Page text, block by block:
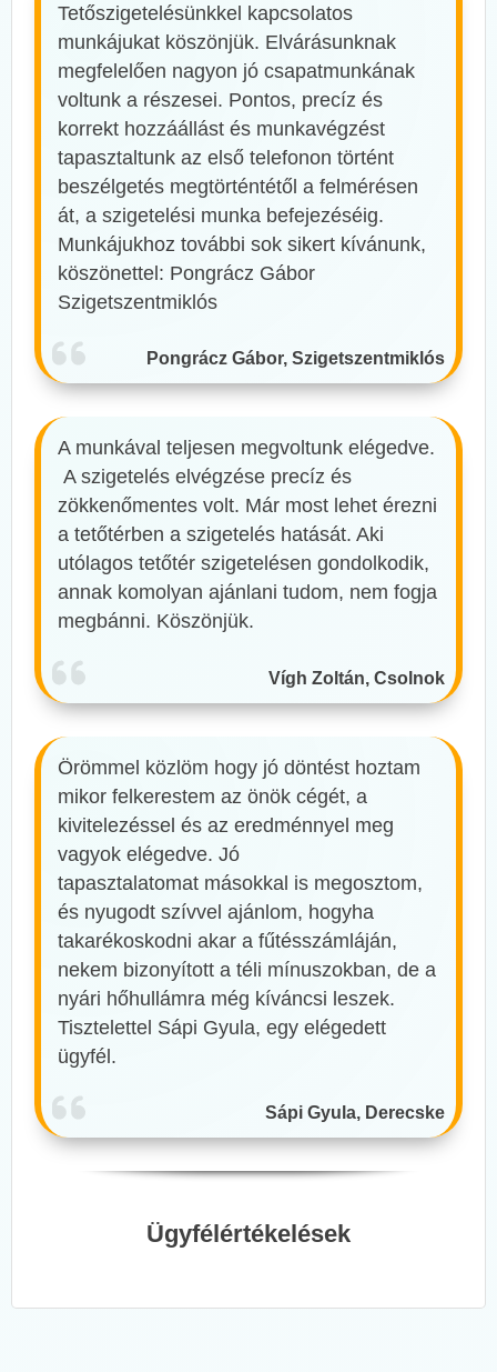
Tetőszigetelésünkkel kapcsolatos
munkájukat köszönjük. Elvárásunknak
megfelelően nagyon jó csapatmunkának
voltunk a részesei. Pontos, precíz és
korrekt hozzáállást és munkavégzést
tapasztaltunk az első telefonon történt
beszélgetés megtörténtétől a felmérésen
át, a szigetelési munka befejezéséig.
Munkájukhoz további sok sikert kívánunk,
köszönettel: Pongrácz Gábor
Szigetszentmiklós
Pongrácz Gábor, Szigetszentmiklós
A munkával teljesen megvoltunk elégedve.
A szigetelés elvégzése precíz és
zökkenőmentes volt. Már most lehet érezni
a tetőtérben a szigetelés hatását. Aki
utólagos tetőtér szigetelésen gondolkodik,
annak komolyan ajánlani tudom, nem fogja
megbánni. Köszönjük.
Vígh Zoltán, Csolnok
Örömmel közlöm hogy jó döntést hoztam
mikor felkerestem az önök cégét, a
kivitelezéssel és az eredménnyel meg
vagyok elégedve. Jó
tapasztalatomat másokkal is megosztom,
és nyugodt szívvel ajánlom, hogyha
takarékoskodni akar a fűtésszámláján,
nekem bizonyított a téli mínuszokban, de a
nyári hőhullámra még kíváncsi leszek.
Tisztelettel Sápi Gyula, egy elégedett
ügyfél.
Sápi Gyula, Derecske
Ügyfélértékelések